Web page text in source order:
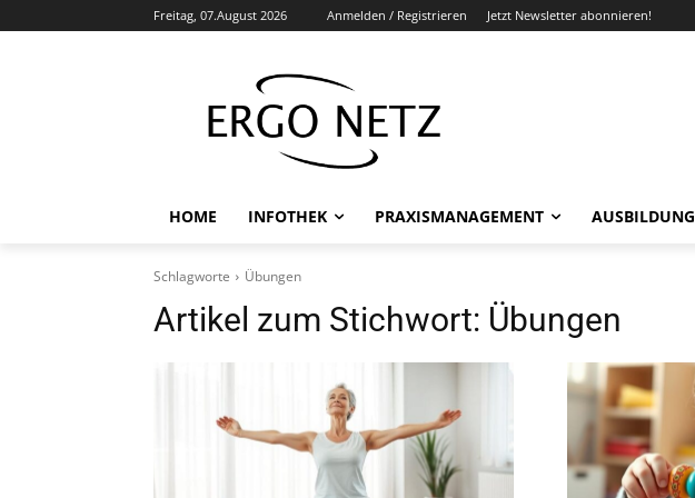
Freitag, 07.August 2026 Anmelden / Registrieren Jetzt Newsletter abonnieren!
HOME INFOTHEK PRAXISMANAGEMENT AUSBILDUNG
Schlagworte Übungen
Artikel zum Stichwort: Übungen